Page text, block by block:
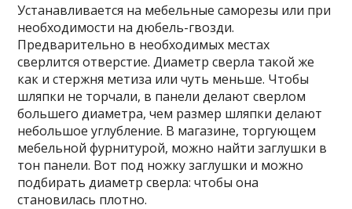
Устанавливается на мебельные саморезы или при
необходимости на дюбель-гвозди.
Предварительно в необходимых местах
сверлится отверстие. Диаметр сверла такой же
как и стержня метиза или чуть меньше. Чтобы
шляпки не торчали, в панели делают сверлом
большего диаметра, чем размер шляпки делают
небольшое углубление. В магазине, торгующем
мебельной фурнитурой, можно найти заглушки в
тон панели. Вот под ножку заглушки и можно
подбирать диаметр сверла: чтобы она
становилась плотно.